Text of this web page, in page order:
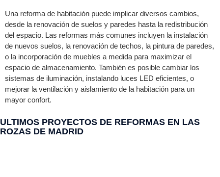
Una reforma de habitación puede implicar diversos cambios,
desde la renovación de suelos y paredes hasta la redistribución
del espacio. Las reformas más comunes incluyen la instalación
de nuevos suelos, la renovación de techos, la pintura de paredes,
o la incorporación de muebles a medida para maximizar el
espacio de almacenamiento. También es posible cambiar los
sistemas de iluminación, instalando luces LED eficientes, o
mejorar la ventilación y aislamiento de la habitación para un
mayor confort.
ULTIMOS PROYECTOS DE REFORMAS EN LAS
ROZAS DE MADRID